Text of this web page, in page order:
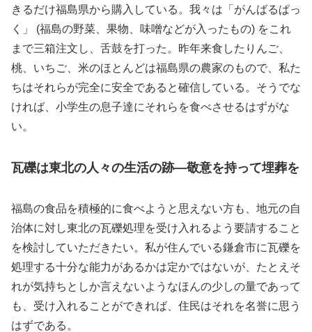
きるだけ福島県から購入している。我々は「がんばるぱっ
く」 (福島の野菜、果物、味噌などが入ったもの) をこれ
まで三箱注文し、舌鼓を打った。昨年来食したりんご、
桃、いちご、米のほとんどは福島県の農家のもので、私た
ちはそれらが完全に安全であると確信している。そうでな
ければ、小学生の息子達にそれらを食べさせるはずがな
い。
瓦礫は東北の人々の生活の跡—敬意を持って埋葬を
福島の食品を積極的に食べようと思えない方も、地元の自
治体に対し東北の瓦礫処理を受け入れるよう要請すること
を検討していただきたい。私が住んでいる鎌倉市に瓦礫を
処理する十分な能力があるかは定かではないが、たとえそ
れが気持ちとしか言えないようなほんの少しの量であって
も、受け入れることができれば、住民はそれを名誉に思う
はずである。